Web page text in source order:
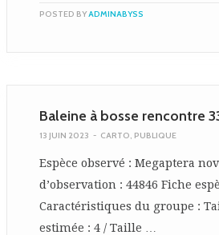
POSTED BYADMINABYSS
Baleine à bosse rencontre
13 JUIN 2023 - CARTO, PUBLIQUE
Espèce observé : Megaptera
d’observation : 44846 Fiche
Caractéristiques du groupe :
estimée : 4 / Taille …